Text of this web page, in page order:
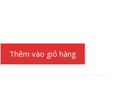
Thêm vào giỏ hàng